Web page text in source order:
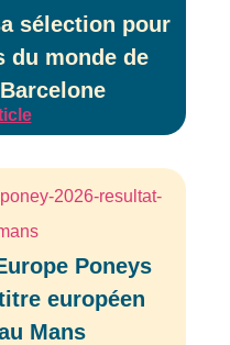
sélection pour
du monde de
Poneys
européen
Mans